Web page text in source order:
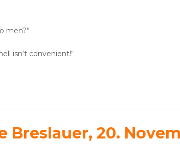
men?”
isn‘t convenient!“
Breslauer, 20.